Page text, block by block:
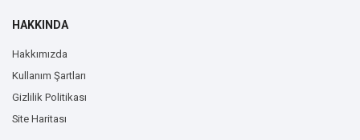
HAKKINDA
Hakkımızda
Kullanım Şartları
Gizlilik Politikası
Site Haritası